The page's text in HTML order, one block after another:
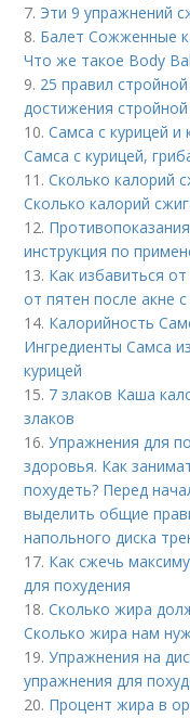
7. Эти 9 упражнений
8. Балет Сожженные
Что же такое Body
9. 25 правил
достижения
10.Самса с курицей и
Самса с курицей,
11.Сколько калорий
Сколько калорий
12.
инструкция по
13. Как избавиться
от пятен после акне
14. Калорийность
Ингредиенты Самса
курицей
15. 7 злаков Каша
злаков
16.Упражнения для
здоровья. Как
похудеть? Перед
выделить общие
напольного диска
17. Как сжечь
для похудения
18.Сколько жира
Сколько жира нам
19.Упражнения на
упражнения для
20. Процент жира в